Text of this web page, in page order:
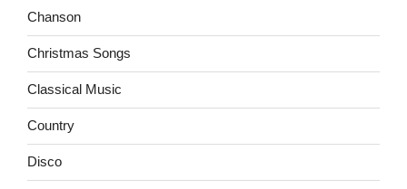
Chanson
Christmas Songs
Classical Music
Country
Disco